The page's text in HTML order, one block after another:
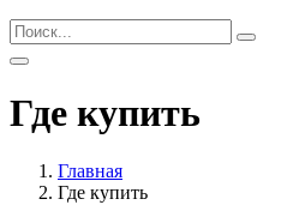
Где купить
Главная
Где купить